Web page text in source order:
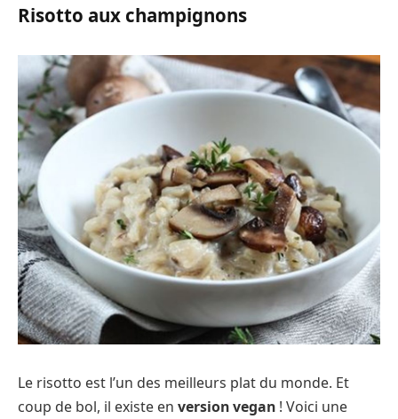
Risotto aux champignons
Le risotto est l’un des meilleurs plat du monde. Et
coup de bol, il existe en version vegan ! Voici une